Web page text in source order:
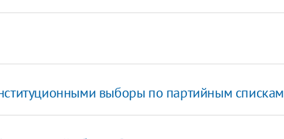
выборы по партийным спискам